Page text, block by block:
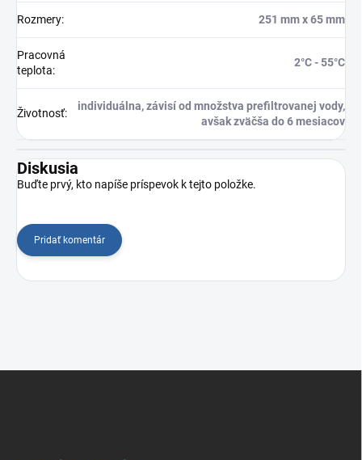
Rozmery: 251 mm x 65 mm
Pracovná
teplota:
2°C - 55°C
Životnosť:
individuálna, závisí od množstva prefiltrovanej vody,
avšak zväčša do 6 mesiacov
Diskusia
Buďte prvý, kto napíše príspevok k tejto položke.
Pridať komentár